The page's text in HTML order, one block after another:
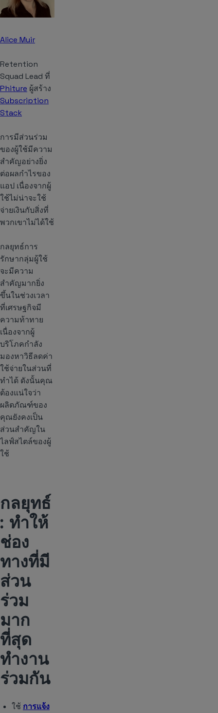
Alice Muir
Retention
Squad Lead ที่
Phiture ผู้สร้าง
Subscription
Stack
การมีส่วนร่วม
ของผู้ใช้มีความ
สำคัญอย่างยิ่ง
ต่อผลกำไรของ
แอป เนื่องจากผู้
ใช้ไม่น่าจะใช้
จ่ายเงินกับสิ่งที่
พวกเขาไม่ได้ใช้
กลยุทธ์การ
รักษากลุ่มผู้ใช้
จะมีความ
สำคัญมากยิ่ง
ขึ้นในช่วงเวลา
ที่เศรษฐกิจมี
ความท้าทาย
เนื่องจากผู้
บริโภคกำลัง
มองหาวิธีลดค่า
ใช้จ่ายในส่วนที่
ทำได้ ดังนั้นคุณ
ต้องแน่ใจว่า
ผลิตภัณฑ์ของ
คุณยังคงเป็น
ส่วนสำคัญใน
ไลฟ์สไตล์ของผู้
ใช้
กลยุทธ์
: ทำให้
ช่อง
ทางที่มี
ส่วน
ร่วม
มาก
ที่สุด
ทำงาน
ร่วมกัน
ใช้ การแจ้ง